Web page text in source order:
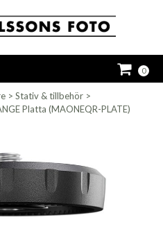
0
> Stativ & tillbehör >
Platta (MAONEQR-PLATE)